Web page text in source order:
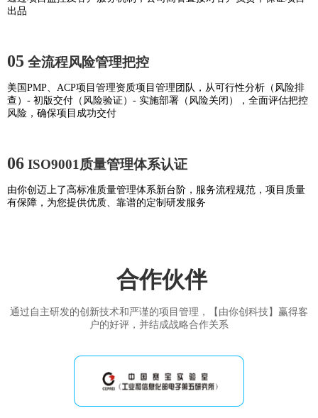
出品
05 全流程风险管理把控
美国PMP、ACP项目管理资质项目管理团队，从可行性分析（风险排
查）- 初版交付（风险验证）- 实施部署（风险关闭），全面评估把控
风险，确保项目成功交付
06 ISO9001质量管理体系认证
由你创迈上了高标准质量管理体系新台阶，服务流程规范，项目质量
有保障，为您提供优质、靠谱的定制研发服务
合作伙伴
通过自主研发的创新技术和严谨的项目管理，【由你创科技】赢得客
户的好评，并结成战略合作关系